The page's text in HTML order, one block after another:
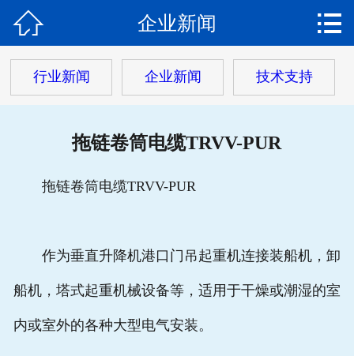
关于我们
产品中心
热门电缆
新闻动态
在线留言
 企业新闻 
行业新闻 企业新闻 技术支持
拖链卷筒电缆TRVV-PUR
拖链卷筒电缆TRVV-PUR
作为垂直升降机港口门吊起重机连接装船机，卸
船机，塔式起重机械设备等，适用于干燥或潮湿的室
内或室外的各种大型电气安装。